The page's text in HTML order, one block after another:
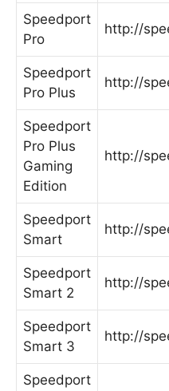
Speedport
Pro
http://
Speedport
Pro Plus
http://
Speedport
Pro Plus
Gaming
Edition
http://
Speedport
Smart
http://
Speedport
Smart 2
http://
Speedport
Smart 3
http://
Speedport